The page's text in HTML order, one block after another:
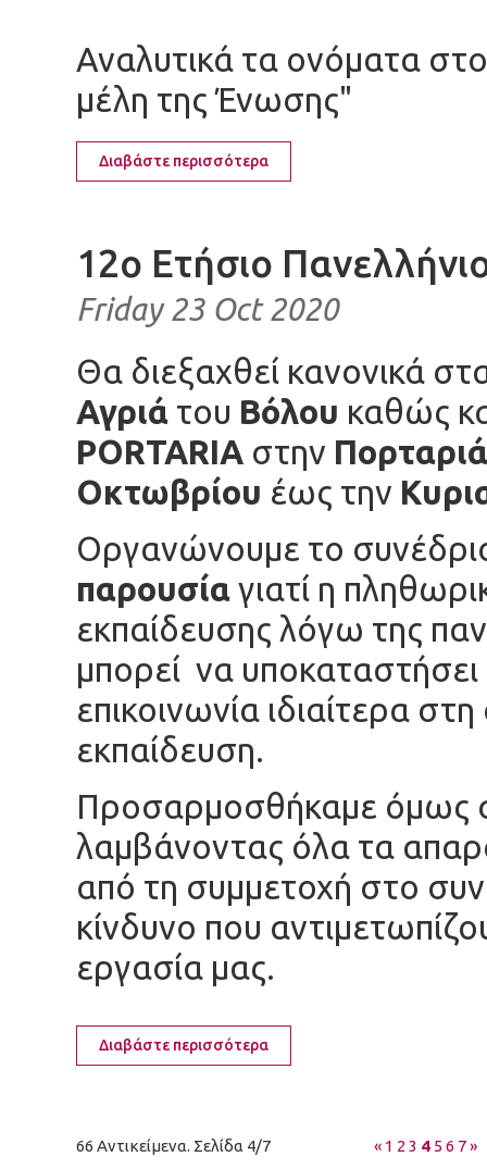
Αναλυτικά τα ονόματα
μέλη της Ένωσης"
Διαβάστε περισσότερα
12ο Ετήσιο
Friday 23 Oct 2020
Θα διεξαχθεί κανονικά
Αγριά του Βόλου καθώς
PORTARIA στην
Οκτωβρίου έως την
Οργανώνουμε το
παρουσία γιατί η
εκπαίδευσης λόγω της
μπορεί να
επικοινωνία ιδιαίτερα
εκπαίδευση.
Προσαρμοσθήκαμε όμως
λαμβάνοντας όλα τα
από τη συμμετοχή στο
κίνδυνο που
εργασία μας.
Διαβάστε περισσότερα
66 Αντικείμενα. Σελίδα 4/7 « 1 2 3 4 5 6 7»